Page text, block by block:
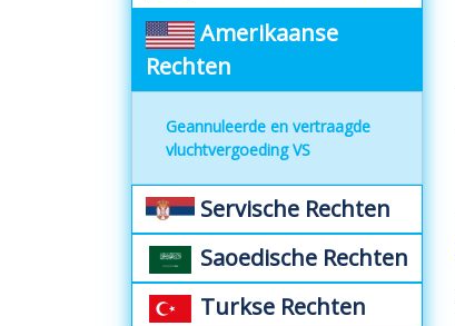
Amerikaanse
Rechten
Geannuleerde en vertraagde
vluchtvergoeding VS
Servische Rechten
Saoedische Rechten
Turkse Rechten